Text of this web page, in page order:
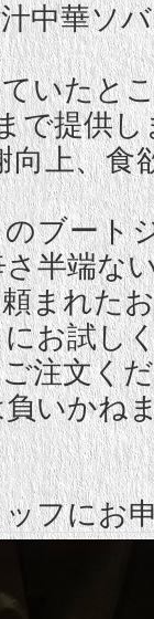
中華ソ
いたと
で提供し
上、食
ブート
半端な
まれた
お試し
注文く
いかね
フにお